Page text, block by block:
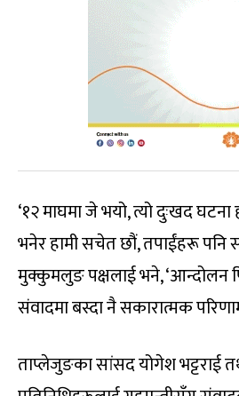
‘१२ माघमा जे भयो, त्यो दुःखद
भनेर हामी सचेत छौं, तपाईंहरू
मुक्कुमलुङ पक्षलाई भने, ‘आन्दोलन
संवादमा बस्दा नै सकारात्मक
ताप्लेजुङका सांसद योगेश भट्टराई